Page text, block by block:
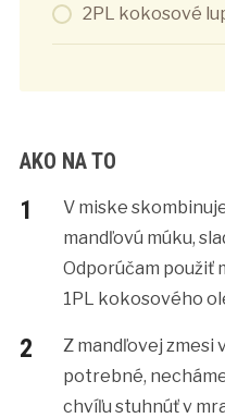
2PL kokosové
AKO NA TO
V miske
mandľovú múku,
Odporúčam použiť
1PL kokosového
Z mandľovej zmesi
potrebné,
chvíľu stuhnúť v